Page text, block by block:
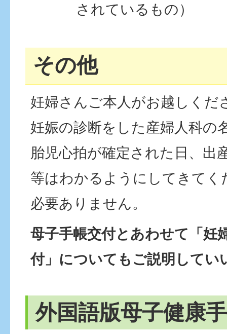
されているもの）
その他
妊婦さんご本人がお越しくだ
妊娠の診断をした産婦人科の
胎児心拍が確定された日、出
等はわかるようにしてきてく
必要ありません。
母子手帳交付とあわせて「妊
付」についてもご説明してい
外国語版母子健康